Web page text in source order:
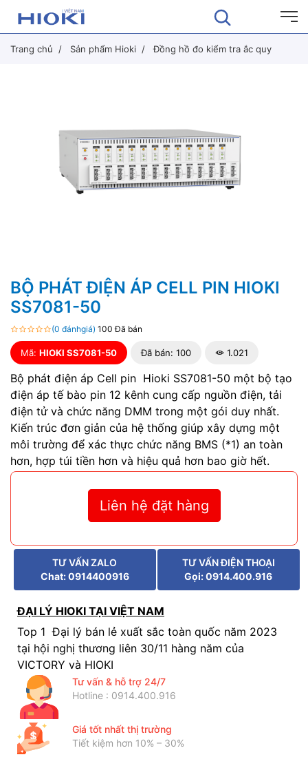
Trang chủ Sản phẩm Hioki Đồng hồ đo kiểm tra ắc quy
BỘ PHÁT ĐIỆN ÁP CELL PIN HIOKI
SS7081-50
(0 đánhgiá) 100 Đã bán
Mã: HIOKI SS7081-50 Đã bán: 100 1.021
Bộ phát điện áp Cell pin Hioki SS7081-50 một bộ tạo
điện áp tế bào pin 12 kênh cung cấp nguồn điện, tải
điện tử và chức năng DMM trong một gói duy nhất.
Kiến trúc đơn giản của hệ thống giúp xây dựng một
môi trường để xác thực chức năng BMS (*1) an toàn
hơn, hợp túi tiền hơn và hiệu quả hơn bao giờ hết.
Liên hệ đặt hàng
TƯ VẤN ZALO
Chat: 0914400916
TƯ VẤN ĐIỆN THOẠI
Gọi: 0914.400.916
ĐẠI LÝ HIOKI TẠI VIỆT NAM
Top 1 Đại lý bán lẻ xuất sắc toàn quốc năm 2023
tại hội nghị thương liên 30/11 hàng năm của
VICTORY và HIOKI
Tư vấn & hỗ trợ 24/7
Hotline : 0914.400.916
Giá tốt nhất thị trường
Tiết kiệm hơn 10% – 30%